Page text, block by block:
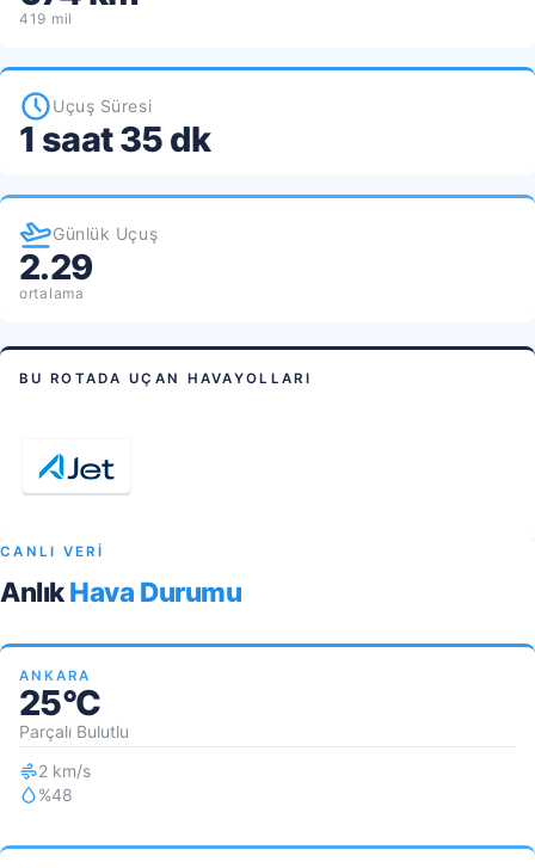
419 mil
Uçuş Süresi
1 saat 35 dk
Günlük Uçuş
2.29
ortalama
BU ROTADA UÇAN HAVAYOLLARI
CANLI VERİ
AnlıkHava Durumu
ANKARA
25°C
Parçalı Bulutlu
2 km/s
%48